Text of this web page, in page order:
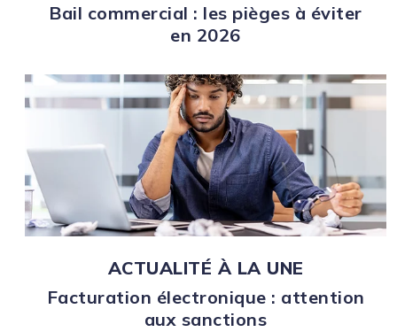
Bail commercial : les pièges à éviter
en 2026
ACTUALITÉ À LA UNE
Facturation électronique : attention
aux sanctions